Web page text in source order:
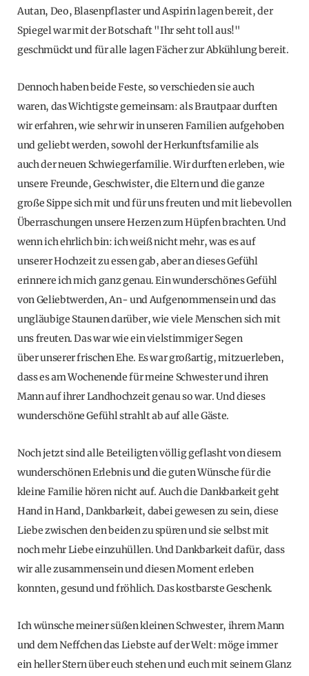
Autan, Deo, Blasenpflaster und Aspirin lagen bereit, der
Spiegel war mit der Botschaft "Ihr seht toll aus!"
geschmückt und für alle lagen Fächer zur Abkühlung bereit.
Dennoch haben beide Feste, so verschieden sie auch
waren, das Wichtigste gemeinsam: als Brautpaar durften
wir erfahren, wie sehr wir in unseren Familien aufgehoben
und geliebt werden, sowohl der Herkunftsfamilie als
auch der neuen Schwiegerfamilie. Wir durften erleben, wie
unsere Freunde, Geschwister, die Eltern und die ganze
große Sippe sich mit und für uns freuten und mit liebevollen
Überraschungen unsere Herzen zum Hüpfen brachten. Und
wenn ich ehrlich bin: ich weiß nicht mehr, was es auf
unserer Hochzeit zu essen gab, aber an dieses Gefühl
erinnere ich mich ganz genau. Ein wunderschönes Gefühl
von Geliebtwerden, An- und Aufgenommensein und das
ungläubige Staunen darüber, wie viele Menschen sich mit
uns freuten. Das war wie ein vielstimmiger Segen
über unserer frischen Ehe. Es war großartig, mitzuerleben,
dass es am Wochenende für meine Schwester und ihren
Mann auf ihrer Landhochzeit genau so war. Und dieses
wunderschöne Gefühl strahlt ab auf alle Gäste.
Noch jetzt sind alle Beteiligten völlig geflasht von diesem
wunderschönen Erlebnis und die guten Wünsche für die
kleine Familie hören nicht auf. Auch die Dankbarkeit geht
Hand in Hand, Dankbarkeit, dabei gewesen zu sein, diese
Liebe zwischen den beiden zu spüren und sie selbst mit
noch mehr Liebe einzuhüllen. Und Dankbarkeit dafür, dass
wir alle zusammensein und diesen Moment erleben
konnten, gesund und fröhlich. Das kostbarste Geschenk.
Ich wünsche meiner süßen kleinen Schwester, ihrem Mann
und dem Neffchen das Liebste auf der Welt: möge immer
ein heller Stern über euch stehen und euch mit seinem Glanz